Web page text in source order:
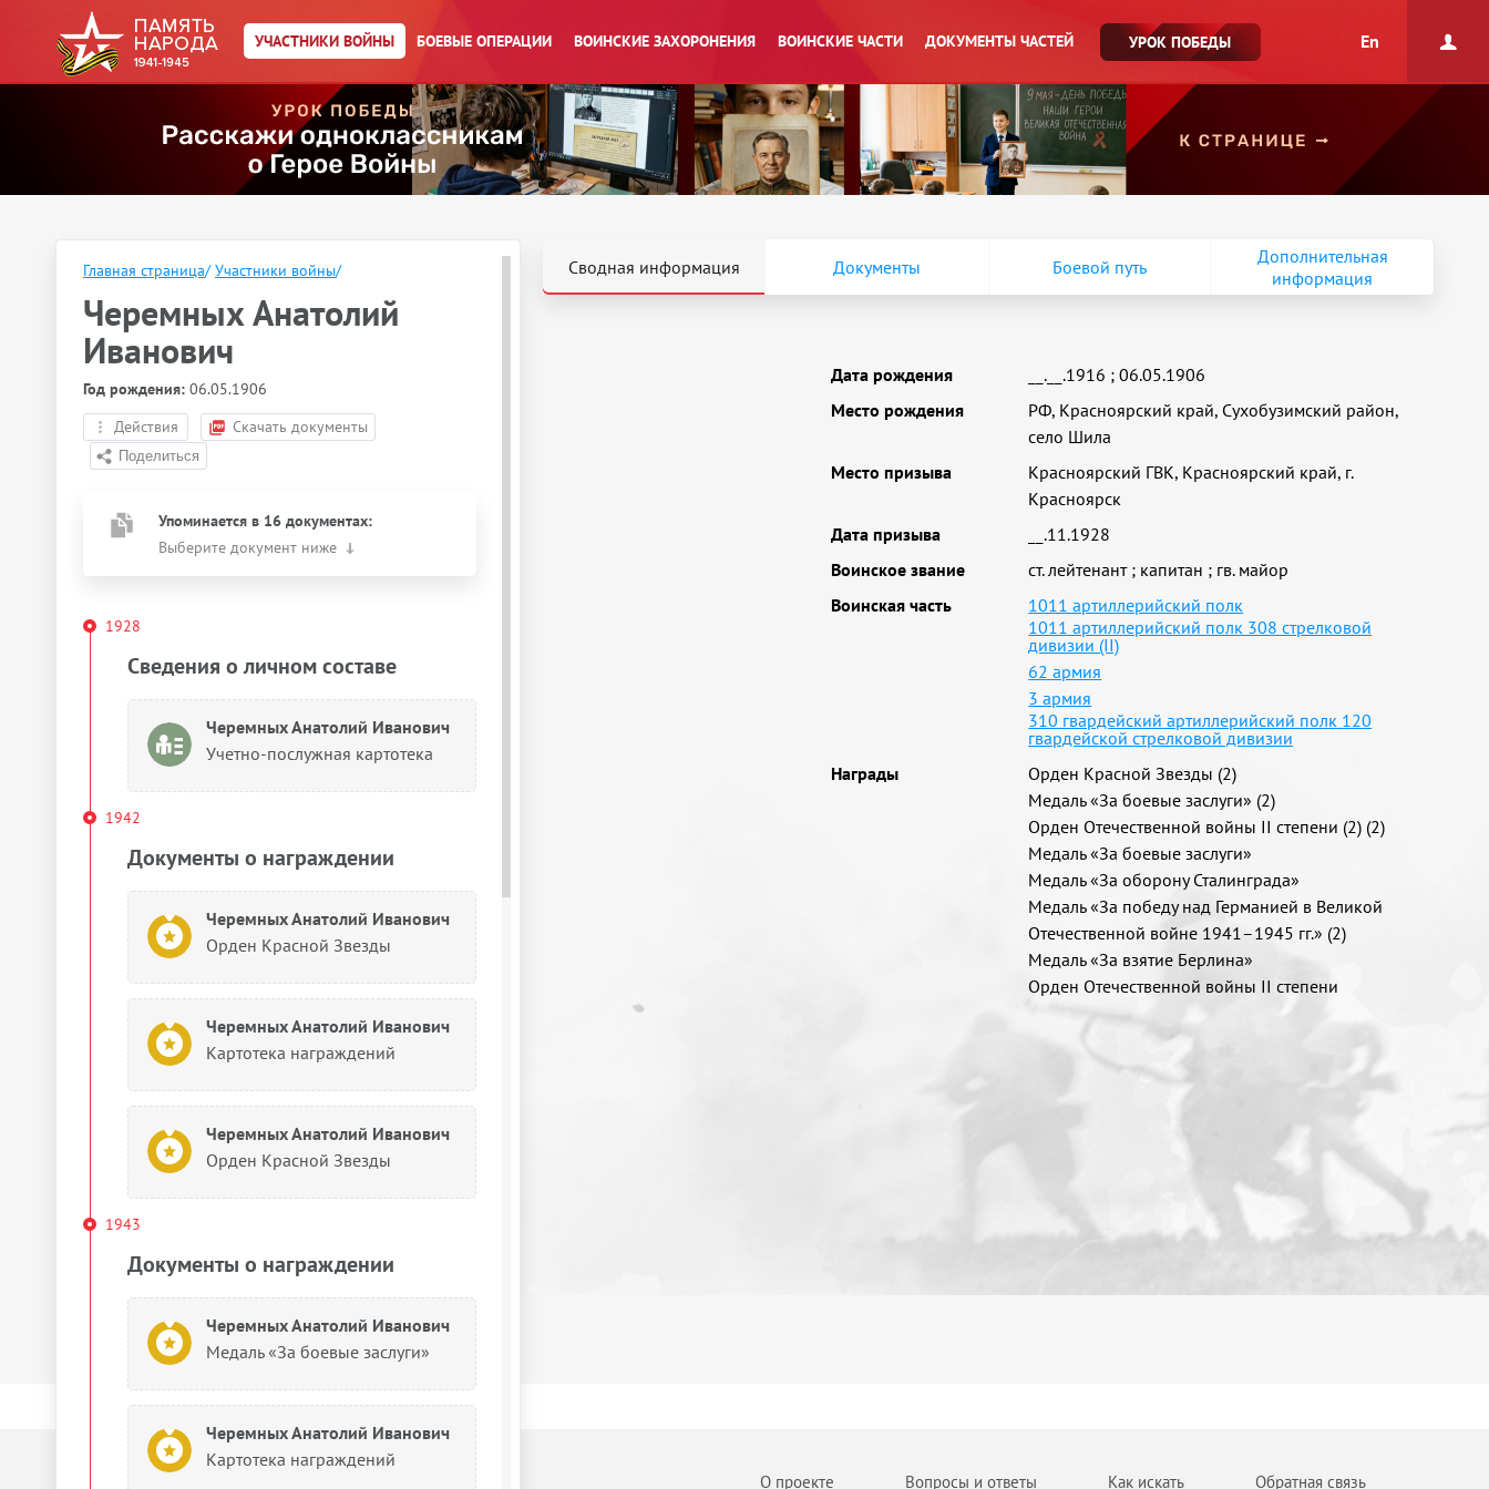
УЧАСТНИКИ ВОЙНЫ БОЕВЫЕ ОПЕРАЦИИ ВОИНСКИЕ ЗАХОРОНЕНИЯ ВОИНСКИЕ ЧАСТИ ДОКУМЕНТЫ ЧАСТЕЙ УРОК ПОБЕДЫ En
Главная страница/ Участники войны/
Черемных Анатолий
Иванович
Год рождения: 06.05.1906
Действия
Скачать документы
Упоминается в 16 документах:
Выберите документ ниже
1928
Сведения о личном составе
Черемных Анатолий Иванович
Учетно-послужная картотека
1942
Документы о награждении
Черемных Анатолий Иванович
Орден Красной Звезды
Черемных Анатолий Иванович
Картотека награждений
Черемных Анатолий Иванович
Орден Красной Звезды
1943
Документы о награждении
Черемных Анатолий Иванович
Медаль «За боевые заслуги»
Черемных Анатолий Иванович
Картотека награждений
Сводная информация Документы Боевой путь
Дополнительная
информация
Дата рождения __.__.1916 ;06.05.1906
Место рождения
РФ, Красноярский край, Сухобузимский район,
село Шила
Место призыва
Красноярский ГВК, Красноярский край, г.
Красноярск
Дата призыва
__.11.1928
Воинское звание
ст. лейтенант; капитан ; гв. майор
Воинская часть
1011 артиллерийский полк
1011 артиллерийский полк 308 стрелковой
дивизии (II)
62 армия
3 армия
310 гвардейский артиллерийский полк 120
гвардейской стрелковой дивизии
Награды
Орден Красной Звезды (2)
Медаль «За боевые заслуги» (2)
Орден Отечественной войны II степени (2) (2)
Медаль «За боевые заслуги»
Медаль «За оборону Сталинграда»
Медаль «За победу над Германией в Великой
Отечественной войне 1941–1945 гг.» (2)
Медаль «За взятие Берлина»
Орден Отечественной войны II степени
О проекте Вопросы и ответы Как искать Обратная связь